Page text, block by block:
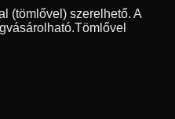
(tömlővel) szerelhető. A
Tömlővel